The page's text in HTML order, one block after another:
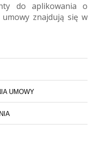
do aplikowania o
znajdują się w